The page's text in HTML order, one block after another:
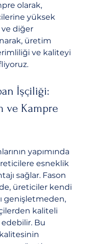
olarak,
yüksek
diğer
üretim
ve kaliteyi
İşçiliği:
ve Kampre
yapımında
esneklik
sağlar. Fason
üreticiler kendi
genişletmeden,
kaliteli
Bu